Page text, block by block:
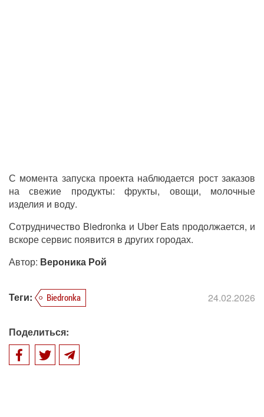
С момента запуска проекта наблюдается рост заказов
на свежие продукты: фрукты, овощи, молочные
изделия и воду.
Сотрудничество Biedronka и Uber Eats продолжается, и
вскоре сервис появится в других городах.
Автор: Вероника Рой
Теги: Biedronka 24.02.2026
Поделиться: